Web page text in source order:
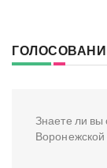
Знаете ли
Воронежской